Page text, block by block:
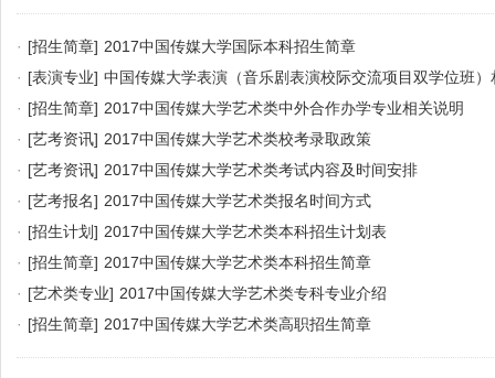
· [招生简章] 2017中国传媒大学国际本科招生简章
· [表演专业] 中国传媒大学表演（音乐剧表演校际交流项目双学位班）
· [招生简章] 2017中国传媒大学艺术类中外合作办学专业相关说明
· [艺考资讯] 2017中国传媒大学艺术类校考录取政策
· [艺考资讯] 2017中国传媒大学艺术类考试内容及时间安排
· [艺考报名] 2017中国传媒大学艺术类报名时间方式
· [招生计划] 2017中国传媒大学艺术类本科招生计划表
· [招生简章] 2017中国传媒大学艺术类本科招生简章
· [艺术类专业] 2017中国传媒大学艺术类专科专业介绍
· [招生简章] 2017中国传媒大学艺术类高职招生简章